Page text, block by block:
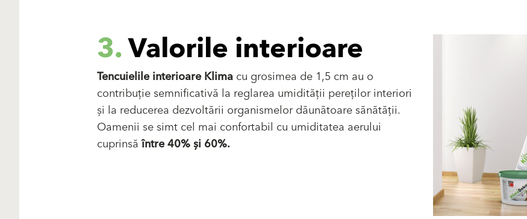
3.Valorile interioare
Tencuielile interioare Klimacu grosimea de 1,5 cm au o
contribuție semnificativă la reglarea umidității pereților interiori
și la reducerea dezvoltării organismelor dăunătoare sănătății.
Oamenii se simt cel mai confortabil cu umiditatea aerului
cuprinsăîntre 40% și 60%.